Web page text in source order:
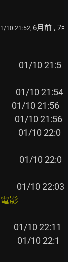
10 21:52, 6月前 , 7F
01/10 21:5
01/10 22:0
01/10 22:0
01/10 22:1